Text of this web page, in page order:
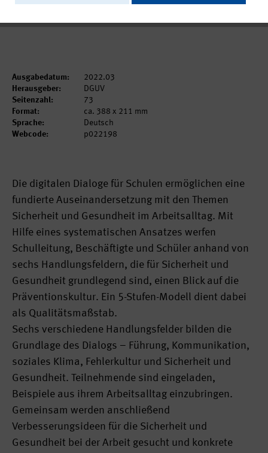
Ausgabedatum:
2022.03
Herausgeber:
DGUV
Seitenzahl:
73
Format:
ca. 388 x 211 mm
Sprache:
Deutsch
Webcode:
p022198
Die digitalen Dialoge für Schulen ermöglichen eine
fundierte Auseinandersetzung mit den Themen
Sicherheit und Gesundheit im Arbeitsalltag. Mit
Hilfe eines systematischen Ansatzes werfen
Schulleitung, Beschäftigte und Schüler anhand von
sechs Handlungsfeldern, die für Sicherheit und
Gesundheit grundlegend sind, einen Blick auf die
Präventionskultur. Ein 5-Stufen-Modell dient dabei
als Qualitätsmaßstab.
Sechs verschiedene Handlungsfelder bilden die
Grundlage des Dialogs – Führung, Kommunikation,
soziales Klima, Fehlerkultur und Sicherheit und
Gesundheit. Teilnehmende sind eingeladen,
Beispiele aus ihrem Arbeitsalltag einzubringen.
Gemeinsam werden anschließend
Verbesserungsideen für die Sicherheit und
Gesundheit bei der Arbeit gesucht und konkrete